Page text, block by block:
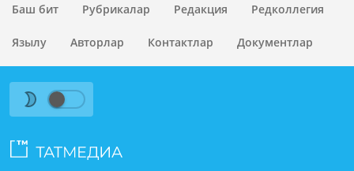
Баш бит Рубрикалар Редакция Редколлегия
Язылу Авторлар Контактлар Документлар